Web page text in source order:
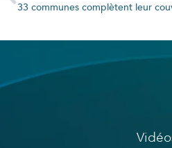
33 communes complètent leur